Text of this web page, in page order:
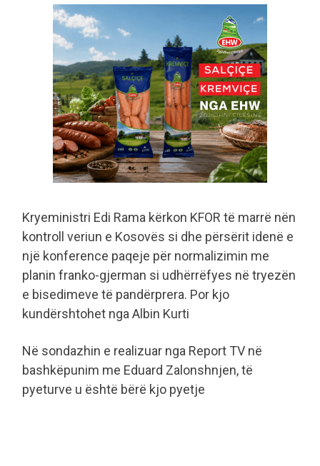
Kryeministri Edi Rama kërkon KFOR të marrë nën
kontroll veriun e Kosovës si dhe përsërit idenë e
një konference paqeje për normalizimin me
planin franko-gjerman si udhërrëfyes në tryezën
e bisedimeve të pandërprera. Por kjo
kundërshtohet nga Albin Kurti
Në sondazhin e realizuar nga Report TV në
bashkëpunim me Eduard Zalonshnjen, të
pyeturve u është bërë kjo pyetje